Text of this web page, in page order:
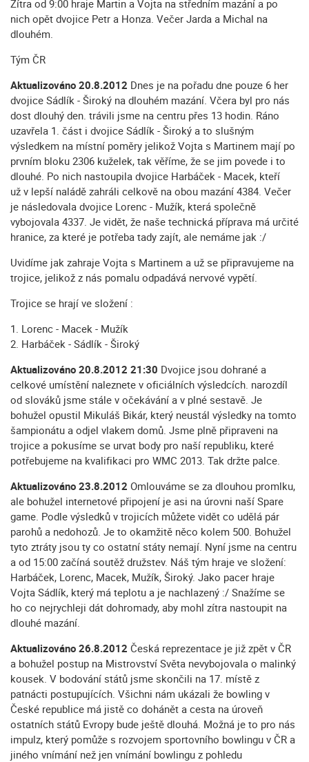
Zítra od 9:00 hraje Martin a Vojta na středním mazání a po
nich opět dvojice Petr a Honza. Večer Jarda a Michal na
dlouhém.
Tým ČR
Aktualizováno 20.8.2012 Dnes je na pořadu dne pouze 6 her
dvojice Sádlík - Široký na dlouhém mazání. Včera byl pro nás
dost dlouhý den. trávili jsme na centru přes 13 hodin. Ráno
uzavřela 1. část i dvojice Sádlík - Široký a to slušným
výsledkem na místní poměry jelikož Vojta s Martinem mají po
prvním bloku 2306 kuželek, tak věříme, že se jim povede i to
dlouhé. Po nich nastoupila dvojice Harbáček - Macek, kteří
už v lepší naládě zahráli celkově na obou mazání 4384. Večer
je následovala dvojice Lorenc - Mužík, která společně
vybojovala 4337. Je vidět, že naše technická příprava má určité
hranice, za které je potřeba tady zajít, ale nemáme jak :/
Uvidíme jak zahraje Vojta s Martinem a už se připravujeme na
trojice, jelikož z nás pomalu odpadává nervové vypětí.
Trojice se hrají ve složení :
1. Lorenc - Macek - Mužík
2. Harbáček - Sádlík - Široký
Aktualizováno 20.8.2012 21:30 Dvojice jsou dohrané a
celkové umístění naleznete v oficiálních výsledcích. narozdíl
od slováků jsme stále v očekávání a v plné sestavě. Je
bohužel opustil Mikuláš Bikár, který neustál výsledky na tomto
šampionátu a odjel vlakem domů. Jsme plně připraveni na
trojice a pokusíme se urvat body pro naší republiku, které
potřebujeme na kvalifikaci pro WMC 2013. Tak držte palce.
Aktualizováno 23.8.2012 Omlouváme se za dlouhou promlku,
ale bohužel internetové připojení je asi na úrovni naší Spare
game. Podle výsledků v trojicích můžete vidět co udělá pár
parohů a nedohozů. Je to okamžitě něco kolem 500. Bohužel
tyto ztráty jsou ty co ostatní státy nemají. Nyní jsme na centru
a od 15:00 začíná soutěž družstev. Náš tým hraje ve složení:
Harbáček, Lorenc, Macek, Mužík, Široký. Jako pacer hraje
Vojta Sádlík, který má teplotu a je nachlazený :/ Snažíme se
ho co nejrychleji dát dohromady, aby mohl zítra nastoupit na
dlouhé mazání.
Aktualizováno 26.8.2012 Česká reprezentace je již zpět v ČR
a bohužel postup na Mistrovství Světa nevybojovala o malinký
kousek. V bodování států jsme skončili na 17. místě z
patnácti postupujících. Všichni nám ukázali že bowling v
České republice má jistě co dohánět a cesta na úroveň
ostatních států Evropy bude ještě dlouhá. Možná je to pro nás
impulz, který pomůže s rozvojem sportovního bowlingu v ČR a
jiného vnímání než jen vnímání bowlingu z pohledu